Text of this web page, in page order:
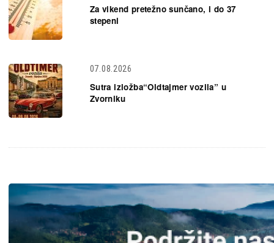
Za vikend pretežno sunčano, i do 37
stepeni
07.08.2026
Sutra izložba“Oldtajmer vozila” u
Zvorniku
Slika